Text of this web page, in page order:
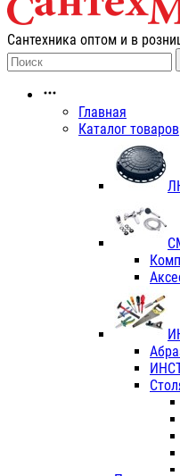
Сантехника оптом и в
Главная
Каталог товаров